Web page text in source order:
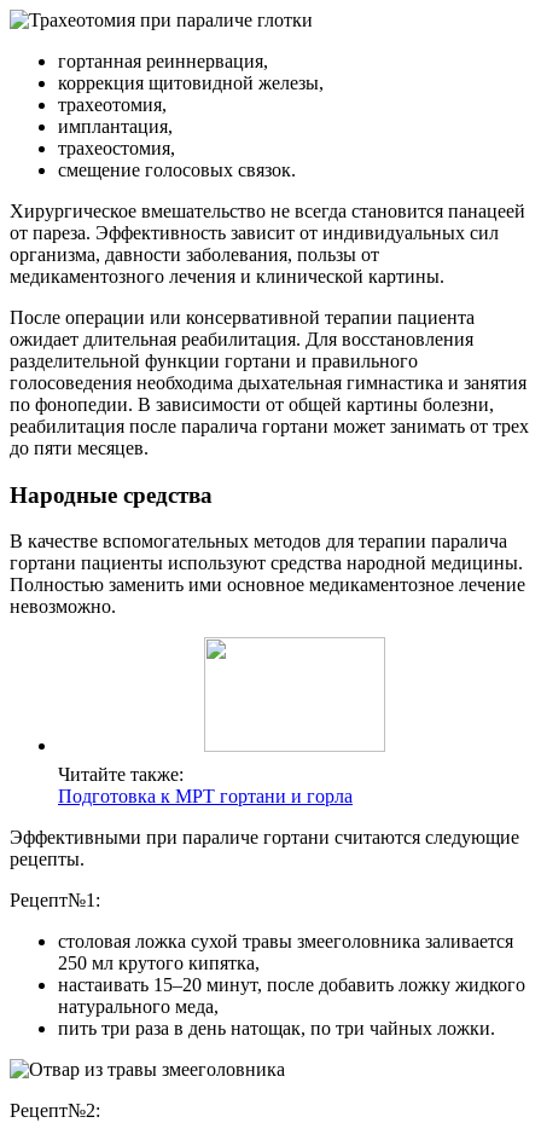
гортанная реиннервация,
коррекция щитовидной железы,
трахеотомия,
имплантация,
трахеостомия,
смещение голосовых связок.
Хирургическое вмешательство не всегда становится панацеей
от пареза. Эффективность зависит от индивидуальных сил
организма, давности заболевания, пользы от
медикаментозного лечения и клинической картины.
После операции или консервативной терапии пациента
ожидает длительная реабилитация. Для восстановления
разделительной функции гортани и правильного
голосоведения необходима дыхательная гимнастика и занятия
по фонопедии. В зависимости от общей картины болезни,
реабилитация после паралича гортани может занимать от трех
до пяти месяцев.
Народные средства
В качестве вспомогательных методов для терапии паралича
гортани пациенты используют средства народной медицины.
Полностью заменить ими основное медикаментозное лечение
невозможно.
Читайте также:
Подготовка к МРТ гортани и горла
Эффективными при параличе гортани считаются следующие
рецепты.
Рецепт№1:
столовая ложка сухой травы змееголовника заливается
250 мл крутого кипятка,
настаивать 15–20 минут, после добавить ложку жидкого
натурального меда,
пить три раза в день натощак, по три чайных ложки.
Рецепт№2: